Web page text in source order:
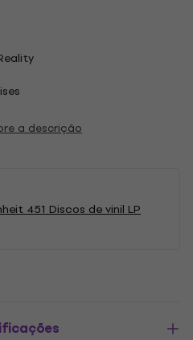
a descrição
451 Discos de vinil LP